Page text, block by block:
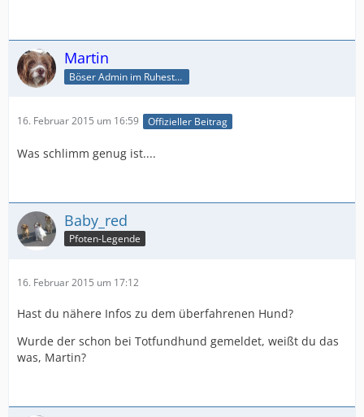
Martin
Böser Admin im Ruhestand
16. Februar 2015 um 16:59 Offizieller Beitrag
Was schlimm genug ist....
Baby_red
Pfoten-Legende
16. Februar 2015 um 17:12
Hast du nähere Infos zu dem überfahrenen Hund?
Wurde der schon bei Totfundhund gemeldet, weißt du das
was, Martin?